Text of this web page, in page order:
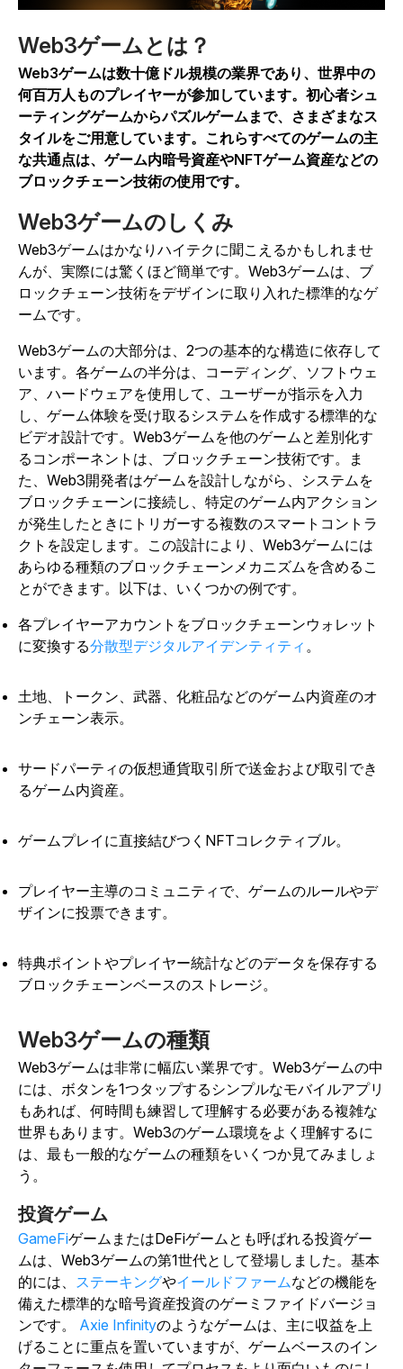
Web3ゲームとは？
Web3ゲームは数十億ドル規模の業界であり、世界中の
何百万人ものプレイヤーが参加しています。初心者シュ
ーティングゲームからパズルゲームまで、さまざまなス
タイルをご用意しています。これらすべてのゲームの主
な共通点は、ゲーム内暗号資産やNFTゲーム資産などの
ブロックチェーン技術の使用です。
Web3ゲームのしくみ
Web3ゲームはかなりハイテクに聞こえるかもしれませ
んが、実際には驚くほど簡単です。Web3ゲームは、ブ
ロックチェーン技術をデザインに取り入れた標準的なゲ
ームです。
Web3ゲームの大部分は、2つの基本的な構造に依存して
います。各ゲームの半分は、コーディング、ソフトウェ
ア、ハードウェアを使用して、ユーザーが指示を入力
し、ゲーム体験を受け取るシステムを作成する標準的な
ビデオ設計です。Web3ゲームを他のゲームと差別化す
るコンポーネントは、ブロックチェーン技術です。ま
た、Web3開発者はゲームを設計しながら、システムを
ブロックチェーンに接続し、特定のゲーム内アクション
が発生したときにトリガーする複数のスマートコントラ
クトを設定します。 この設計により、Web3ゲームには
あらゆる種類のブロックチェーンメカニズムを含めるこ
とができます。以下は、いくつかの例です。
各プレイヤーアカウントをブロックチェーンウォレット
に変換する分散型デジタルアイデンティティ 。
土地、トークン、武器、化粧品などのゲーム内資産のオ
ンチェーン表示。
サードパーティの仮想通貨取引所で送金および取引でき
るゲーム内資産。
ゲームプレイに直接結びつくNFTコレクティブル。
プレイヤー主導のコミュニティで、ゲームのルールやデ
ザインに投票できます。
特典ポイントやプレイヤー統計などのデータを保存する
ブロックチェーンベースのストレージ。
Web3ゲームの種類
Web3ゲームは非常に幅広い業界です。Web3ゲームの中
には、ボタンを1つタップするシンプルなモバイルアプリ
もあれば、何時間も練習して理解する必要がある複雑な
世界もあります。Web3のゲーム環境をよく理解するに
は、最も一般的なゲームの種類をいくつか見てみましょ
う。
投資ゲーム
GameFiゲームまたはDeFiゲームとも呼ばれる投資ゲー
ムは、Web3ゲームの第1世代として登場しました。基本
的には、 ステーキングやイールドファームなどの機能を
備えた標準的な暗号資産投資のゲーミファイドバージョ
ンです。 Axie Infinityのようなゲームは、主に収益を上
げることに重点を置いていますが、ゲームベースのイン